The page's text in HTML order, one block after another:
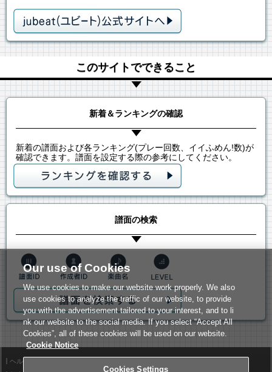
このサイトでできること
新着＆ランキングの確認
新着の譜面および各ランキング(プレー回数、イイふめん!数)が
確認できます。譜面を設定する際の参考にしてください。
譜面の検索
ヘルプ
Our use of Cookies
We use cookies to make our website work properly. We also
use cookies to analyze the traffic of our website, to provide
you with the advertisement tailored to your interest, and to li
nk our website to the social media. If you select “Accept All
Cookies”, all of these cookies will be used on our website.
Cookie Notice
Cookies Settings